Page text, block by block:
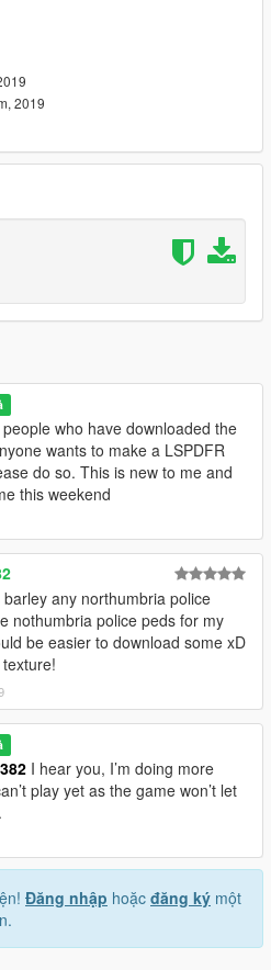
2019
who have downloaded the
wants to make a LSPDFR
do so. This is new to me and
this weekend
any northumbria police
nothumbria police peds for my
be easier to download some xD
I hear you, I’m doing more
play yet as the game won’t let
Đăng nhập hoặc đăng ký một